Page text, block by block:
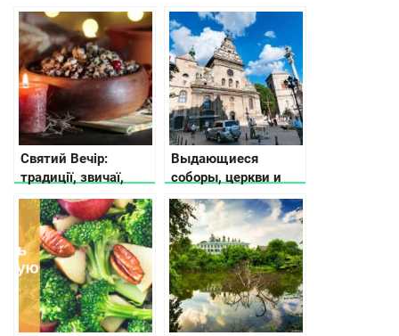
Святий Вечір:
традиції, звичаї,
прикмети
Выдающиеся
соборы, церкви и
храмы во Львове